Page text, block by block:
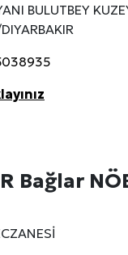
BULUTBEY
Bağlar